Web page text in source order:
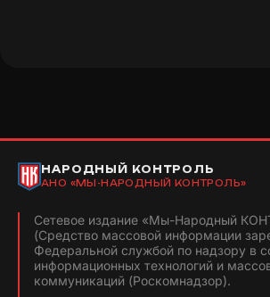
НАРОДНЫЙ КОНТРОЛЬ
АНО «МЫ-НАРОДНЫЙ КОНТРОЛЬ»
Сетевое издание «Мы-Народный
(Средство массовой информации
Федеральной службой по надзору в
информационных технологий и
коммуникаций (Роскомнадзор).